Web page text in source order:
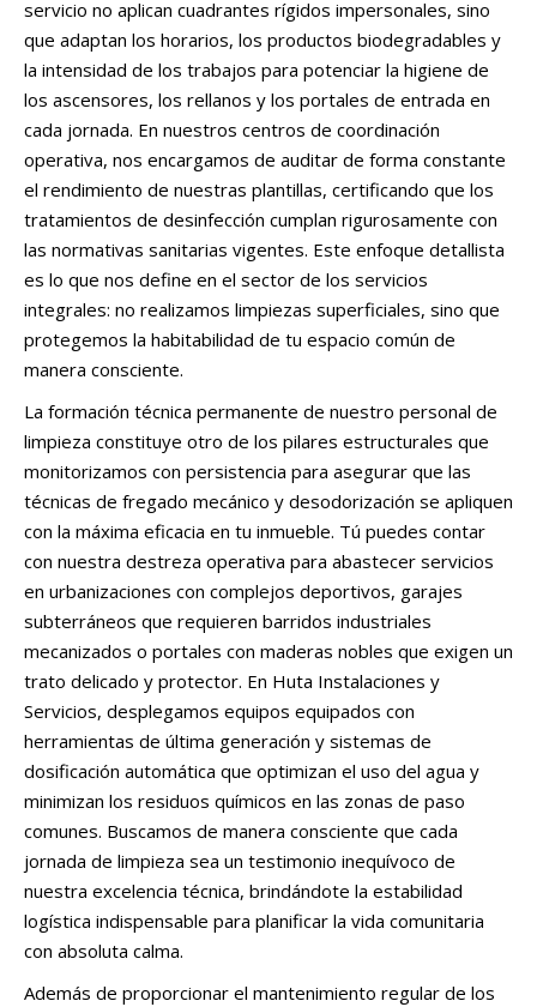
servicio no aplican cuadrantes rígidos impersonales, sino
que adaptan los horarios, los productos biodegradables y
la intensidad de los trabajos para potenciar la higiene de
los ascensores, los rellanos y los portales de entrada en
cada jornada. En nuestros centros de coordinación
operativa, nos encargamos de auditar de forma constante
el rendimiento de nuestras plantillas, certificando que los
tratamientos de desinfección cumplan rigurosamente con
las normativas sanitarias vigentes. Este enfoque detallista
es lo que nos define en el sector de los servicios
integrales: no realizamos limpiezas superficiales, sino que
protegemos la habitabilidad de tu espacio común de
manera consciente.
La formación técnica permanente de nuestro personal de
limpieza constituye otro de los pilares estructurales que
monitorizamos con persistencia para asegurar que las
técnicas de fregado mecánico y desodorización se apliquen
con la máxima eficacia en tu inmueble. Tú puedes contar
con nuestra destreza operativa para abastecer servicios
en urbanizaciones con complejos deportivos, garajes
subterráneos que requieren barridos industriales
mecanizados o portales con maderas nobles que exigen un
trato delicado y protector. En Huta Instalaciones y
Servicios, desplegamos equipos equipados con
herramientas de última generación y sistemas de
dosificación automática que optimizan el uso del agua y
minimizan los residuos químicos en las zonas de paso
comunes. Buscamos de manera consciente que cada
jornada de limpieza sea un testimonio inequívoco de
nuestra excelencia técnica, brindándote la estabilidad
logística indispensable para planificar la vida comunitaria
con absoluta calma.
Además de proporcionar el mantenimiento regular de los